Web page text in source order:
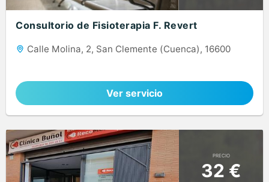
Consultorio de Fisioterapia F. Revert
Calle Molina, 2, San Clemente (Cuenca), 16600
Ver servicio
PRECIO
32 €